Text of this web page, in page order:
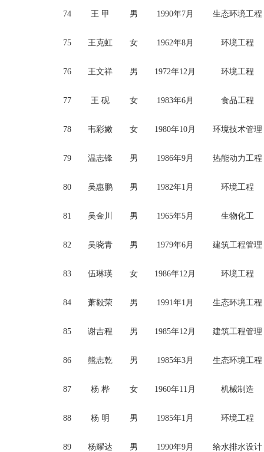
74 王 甲 男 1990年7月 生态环境工程
75 王克虹 女 1962年8月 环境工程
76 王文祥 男 1972年12月 环境工程
77 王 砚 女 1983年6月 食品工程
78 韦彩嫩 女 1980年10月 环境技术管理
79 温志锋 男 1986年9月 热能动力工程
80 吴惠鹏 男 1982年1月 环境工程
81 吴金川 男 1965年5月 生物化工
82 吴晓青 男 1979年6月 建筑工程管理
83 伍琳瑛 女 1986年12月 环境工程
84 萧毅荣 男 1991年1月 生态环境工程
85 谢吉程 男 1985年12月 建筑工程管理
86 熊志乾 男 1985年3月 生态环境工程
87 杨 桦 女 1960年11月 机械制造
88 杨 明 男 1985年1月 环境工程
89 杨耀达 男 1990年9月 给水排水设计